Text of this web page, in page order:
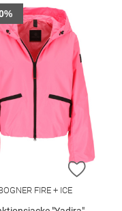
HINZUFÜGEN
ZUR
FIRE + ICE